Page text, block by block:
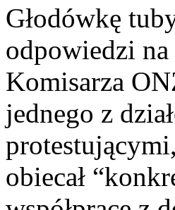
Głodówkę
odpowiedzi
Komisarza
jednego z
obiecał